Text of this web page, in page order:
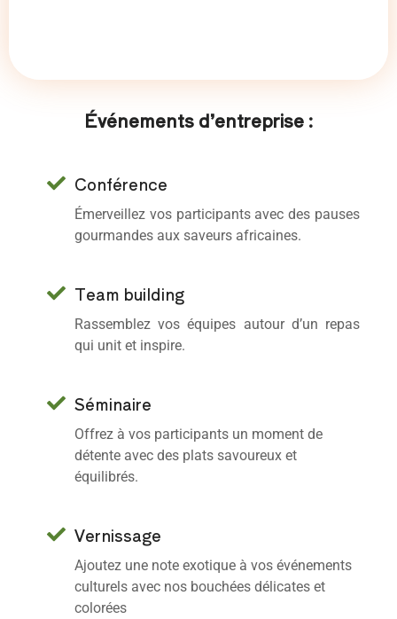
Événements d’entreprise :
Conférence
Émerveillez vos participants avec des pauses
gourmandes aux saveurs africaines.
Team building
Rassemblez vos équipes autour d’un repas
qui unit et inspire.
Séminaire
Offrez à vos participants un moment de
détente avec des plats savoureux et
équilibrés.
Vernissage
Ajoutez une note exotique à vos événements
culturels avec nos bouchées délicates et
colorées